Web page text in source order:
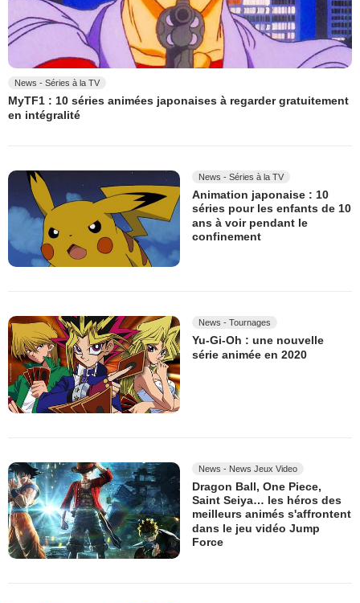
News - Séries à la TV
MyTF1 : 10 séries animées japonaises à regarder gratuitement
en intégralité
News - Séries à la TV
Animation japonaise : 10
séries pour les enfants de 10
ans à voir pendant le
confinement
News - Tournages
Yu-Gi-Oh : une nouvelle
série animée en 2020
News - News Jeux Video
Dragon Ball, One Piece,
Saint Seiya… les héros des
meilleurs animés s'affrontent
dans le jeu vidéo Jump
Force